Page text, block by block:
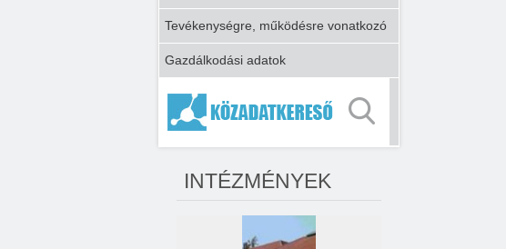
Tevékenységre, működésre vonatkozó
Gazdálkodási adatok
INTÉZMÉNYEK